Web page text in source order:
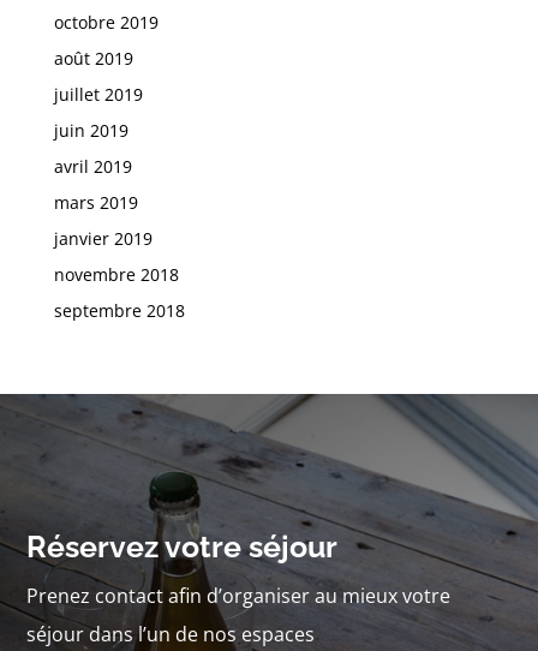
octobre 2019
août 2019
juillet 2019
juin 2019
avril 2019
mars 2019
janvier 2019
novembre 2018
septembre 2018
Réservez votre séjour
Prenez contact afin d’organiser au mieux votre
séjour dans l’un de nos espaces